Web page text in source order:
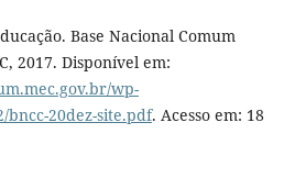
Base Nacional Comum
2017. Disponível em:
wp-
bncc-20dez-site.pdf. Acesso em: 18